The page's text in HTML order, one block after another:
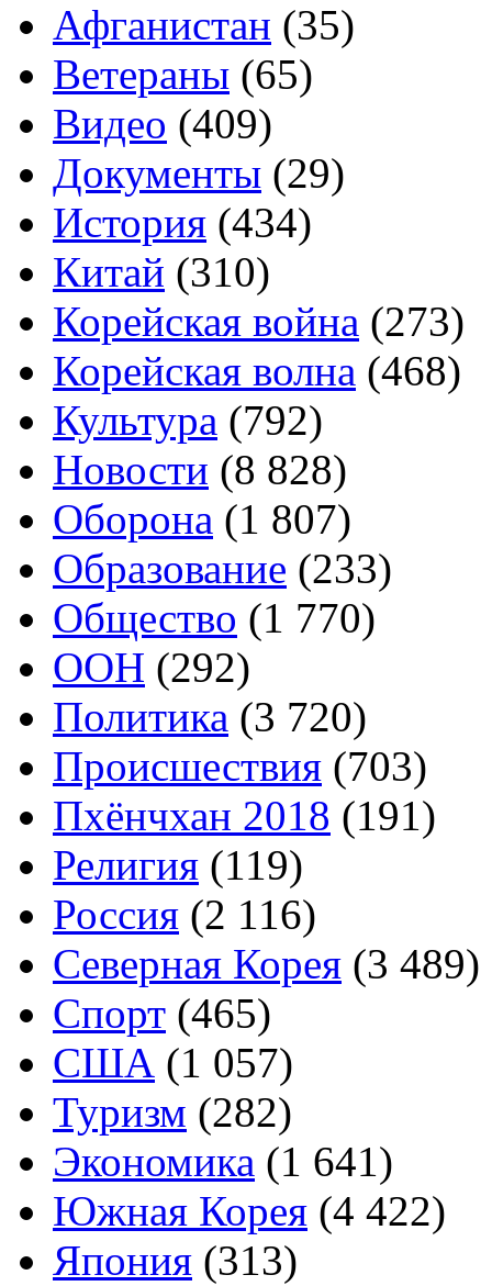
Афганистан (35)
Ветераны (65)
Видео (409)
Документы (29)
История (434)
Китай (310)
Корейская война (273)
Корейская волна (468)
Культура (792)
Новости (8 828)
Оборона (1 807)
Образование (233)
Общество (1 770)
ООН (292)
Политика (3 720)
Происшествия (703)
Пхёнчхан 2018 (191)
Религия (119)
Россия (2 116)
Северная Корея (3 489)
Спорт (465)
США (1 057)
Туризм (282)
Экономика (1 641)
Южная Корея (4 422)
Япония (313)